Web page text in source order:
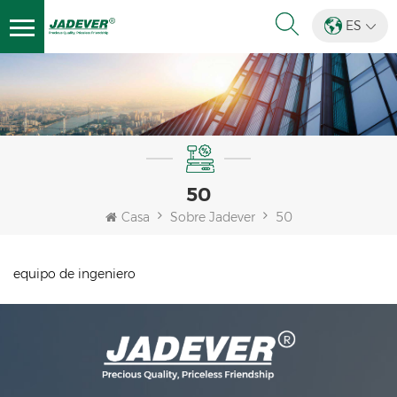
ES
50
Casa Sobre Jadever 50
equipo de ingeniero